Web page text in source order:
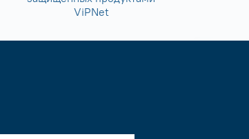
ViPNet